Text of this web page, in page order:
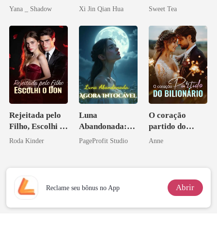
Redenção do
Yana _ Shadow
Escondi o
Xi Jin Qian Hua
minha esposa
Sweet Tea
Rejeitada pelo
Filho, Escolhi o
Don
Roda Kinder
Luna
Abandonada:
Agora Intocável
PageProfit Studio
O coração
partido do
bilionário
Anne
Reclame seu bônus no App Abrir